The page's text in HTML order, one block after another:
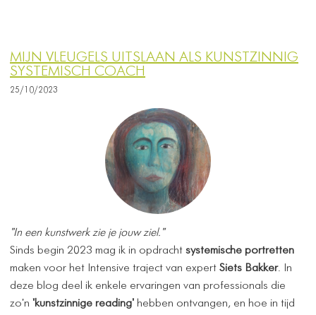
MIJN VLEUGELS UITSLAAN ALS KUNSTZINNIG
SYSTEMISCH COACH
25/10/2023
"In een kunstwerk zie je jouw ziel."
Sinds begin 2023 mag ik in opdracht systemische portretten
maken voor het Intensive traject van expert Siets Bakker. In
deze blog deel ik enkele ervaringen van professionals die
zo'n 'kunstzinnige reading' hebben ontvangen, en hoe in tijd